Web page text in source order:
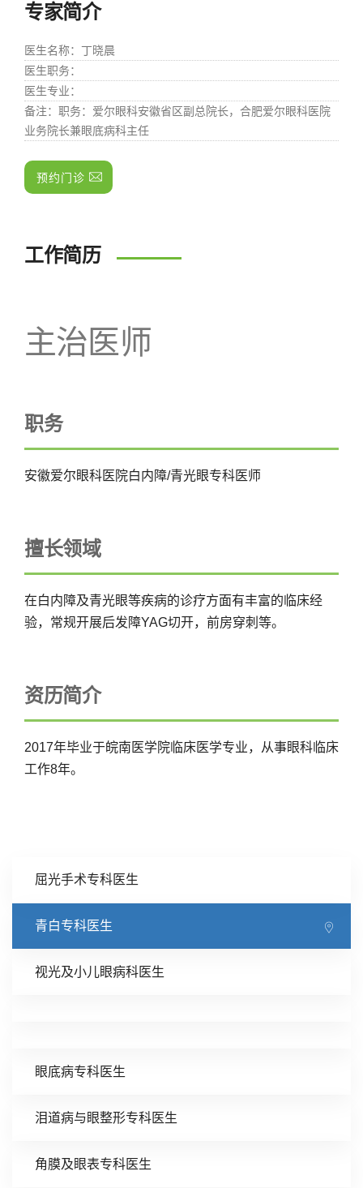
屈光手术专科医生
青白专科医生
视光及小儿眼病科医生
眼底病专科医生
泪道病与眼整形专科医生
角膜及眼表专科医生
专家简介
医生名称：丁晓晨
医生职务：
医生专业：
备注：职务：爱尔眼科安徽省区副总院长，合肥爱尔眼科医院
业务院长兼眼底病科主任
预约门诊
工作简历
主治医师
职务
安徽爱尔眼科医院白内障/青光眼专科医师
擅长领域
在白内障及青光眼等疾病的诊疗方面有丰富的临床经
验，常规开展后发障YAG切开，前房穿刺等。
资历简介
2017年毕业于皖南医学院临床医学专业，从事眼科临床
工作8年。